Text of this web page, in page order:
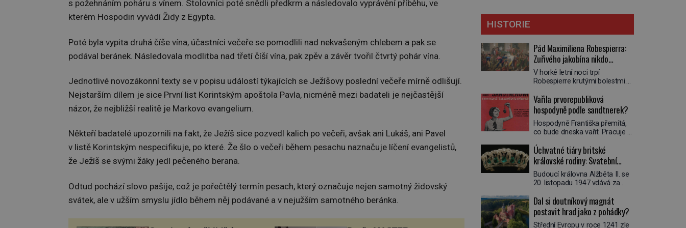
s požehnáním poháru s vínem. Stolovníci poté snědli předkrm a následovalo vyprávění příběhu, ve
kterém Hospodin vyvádí Židy z Egypta.
Poté byla vypita druhá číše vína, účastníci večeře se pomodlili nad nekvašeným chlebem a pak se
podával beránek. Následovala modlitba nad třetí číší vína, pak zpěv a závěr tvořil čtvrtý pohár vína.
Jednotlivé novozákonní texty se v popisu událostí týkajících se Ježíšovy poslední večeře mírně odlišují.
Nejstarším dílem je sice První list Korintským apoštola Pavla, nicméně mezi badateli je nejčastější
názor, že nejbližší realitě je Markovo evangelium.
Někteří badatelé upozornili na fakt, že Ježíš sice pozvedl kalich po večeři, avšak ani Lukáš, ani Pavel
v listě Korintským nespecifikuje, po které. Že šlo o večeři během pesachu naznačuje líčení evangelistů,
že Ježíš se svými žáky jedl pečeného berana.
Odtud pochází slovo pašije, což je pořečtělý termín pesach, který označuje nejen samotný židovský
svátek, ale v užším smyslu jídlo během něj podávané a v nejužším samotného beránka.
HISTORIE
Pád Maximiliena Robespierra:
Zuřivého jakobína nikdo
nelitoval?
V horké letní noci trpí
Robespierre krutými bolestmi.
víří kolotoč myšlenek. Když se
probere z mdlob, vzpomene si
na jednu z pařížských
jasnovidek, kterou před lety
navštívil. Prorokovala mu
vysmál. „Robespierre to
dotáhne hodně daleko,“
prohlásil o něm jiný významný
francouzský revolucionář,
Honoré de Mirabeau […]
Vařila prvorepubliková
hospodyně podle sandtnerek?
Hospodyně Františka přemítá,
co bude dneska vařit. Pracuje v
mlsný jazýček. Zalistuje proto
rychle v jedné ze „sandtnerek“.
„Zaplaťpánbůh, že už
nemusíme chodit s lístky,“
povzdechne si směrem ke
ruce. Ještě v prvních letech
nové republiky fungoval kvůli
nedostatku zboží přídělový
Úchvatné tiáry britské
královské rodiny: Svatební
klenot Alžbětě II. praskl
Budoucí královna Alžběta II. se
20. listopadu 1947 vdává za
Mountbattena. Aby měla na
obřad ve Westminsteru podle
tradice „něco vypůjčeného“, její
Dal si doutníkový magnát
postavit hrad jako z pohádky?
Střední Evropu v roce 1241 zle